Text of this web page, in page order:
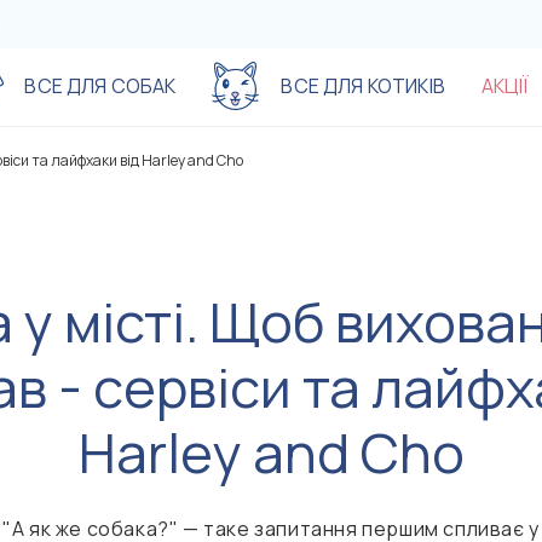
ВСЕ ДЛЯ СОБАК
Акції пропозиції до
890 грн
ВСЕ ДЛЯ КОТИКІВ
Акції пропозиції до
890 грн
АКЦІЇ
та лайфхаки від Harley and Cho
місті. Щоб
- сервіси та
Harley and Cho
"А як же собака?" — таке запитання першим спливає у